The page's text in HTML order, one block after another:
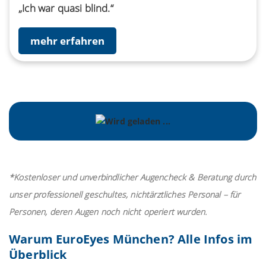
„Ich war quasi blind.“
mehr erfahren
*Kostenloser und unverbindlicher Augencheck & Beratung durch
unser professionell geschultes, nichtärztliches Personal – für
Personen, deren Augen noch nicht operiert wurden.
Warum EuroEyes München? Alle Infos im
Überblick